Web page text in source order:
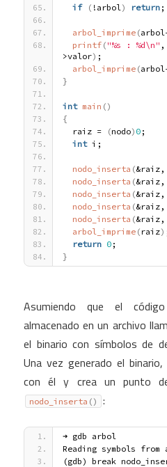
if ( !arbol ) return ;
arbol_imprime (
printf ( "%s : %d\n" ,
>valor) ;
arbol_imprime (
}
int main ()
{
  raiz =
(nodo) 0 ;
int i;
nodo_inserta (&raiz,
nodo_inserta (&raiz,
nodo_inserta (&raiz,
nodo_inserta (&raiz,
nodo_inserta (&raiz,
arbol_imprime (raiz)
return 0 ;
}
Asumiendo que el
almacenado en un archivo
el binario con símbolos de
Una vez generado el
con él y crea un punto
nodo_inserta () :
➜ gdb arbol
Reading symbols
(gdb) break